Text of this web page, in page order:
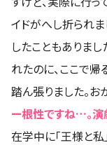
イドがへし折られま
したこともありま
れたのに、ここで
踏ん張りました。お
ー根性ですね…。演
在学中に「王様と私